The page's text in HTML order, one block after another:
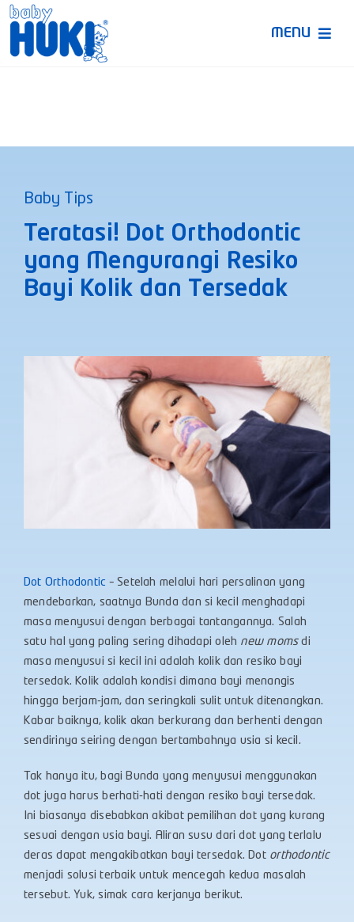
Skip
content
MENU
Baby Tips
Teratasi! Dot Orthodontic
yang Mengurangi Resiko
Bayi Kolik dan Tersedak
Dot Orthodontic – Setelah melalui hari persalinan yang
mendebarkan, saatnya Bunda dan si kecil menghadapi
masa menyusui dengan berbagai tantangannya. Salah
satu hal yang paling sering dihadapi oleh new momsdi
masa menyusui si kecil ini adalah kolik dan resiko bayi
tersedak. Kolik adalah kondisi dimana bayi menangis
hingga berjam-jam, dan seringkali sulit untuk ditenangkan.
Kabar baiknya, kolik akan berkurang dan berhenti dengan
sendirinya seiring dengan bertambahnya usia si kecil.
Tak hanya itu, bagi Bunda yang menyusui menggunakan
dot juga harus berhati-hati dengan resiko bayi tersedak.
Ini biasanya disebabkan akibat pemilihan dot yang kurang
sesuai dengan usia bayi. Aliran susu dari dot yang terlalu
deras dapat mengakibatkan bayi tersedak. Dot orthodontic
menjadi solusi terbaik untuk mencegah kedua masalah
tersebut. Yuk, simak cara kerjanya berikut.